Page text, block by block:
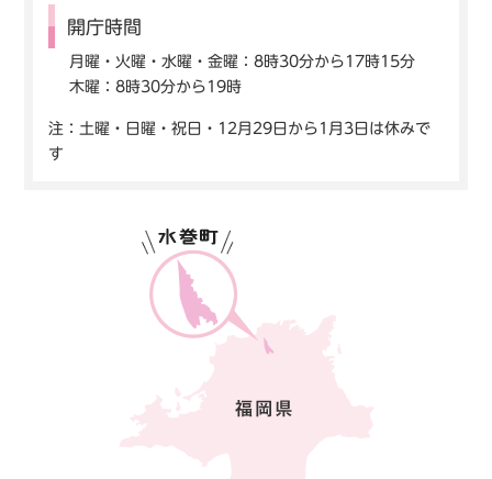
開庁時間
月曜・火曜・水曜・金曜：8時30分から17時15分
木曜：8時30分から19時
注：土曜・日曜・祝日・12月29日から1月3日は休みで
す